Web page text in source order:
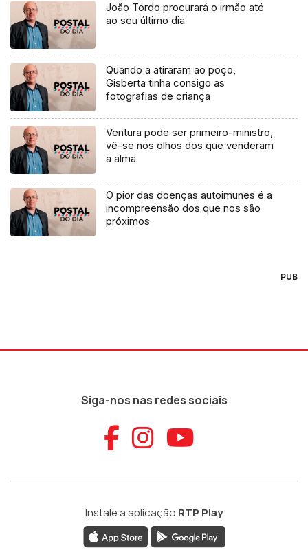
João Tordo procurará o irmão até
ao seu último dia
Quando a atiraram ao poço,
Gisberta tinha consigo as
fotografias de criança
Ventura pode ser primeiro-ministro,
vê-se nos olhos dos que venderam
a alma
O pior das doenças autoimunes é a
incompreensão dos que nos são
próximos
PUB
Siga-nos nas redes sociais
Aceder ao
Aceder ao
Aceder
Instale a aplicação RTP Play